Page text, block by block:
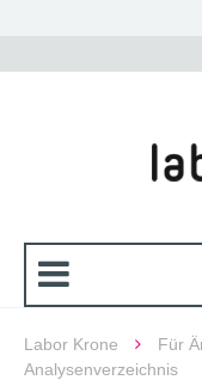
Labor Krone Für
Analysenverzeichnis